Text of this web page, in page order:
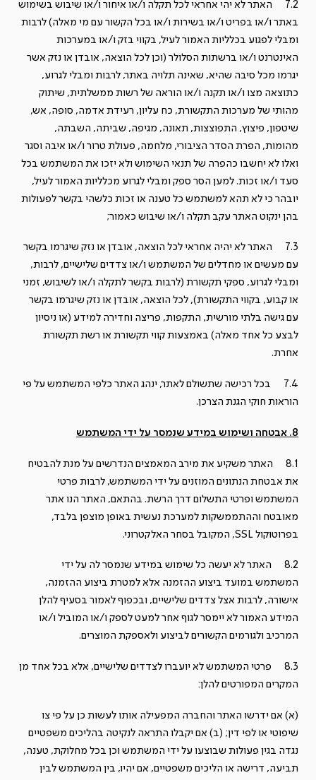
7.2 האתר לא יהי אחראי לכל תקלה ו/או איחור ו/או שיבוש בשימוש
באתר ו/או בפריט ו/או בשירות ו/או בכל הקשור עם מי מאלה) לרבות
ומבלי לפגוע בכלליות האמור לעיל, בקווי בזק ו/או במערכות
האינטרנט ו/או ברשתות הסלולר (וכן לכל הוצאה, אובדן או נזק אשר
יגרמו מכל סיבה שהיא, שאינה תלויה באתר, לרבות ומבלי לגרוע,
כתוצאה מצו ו/או תקנה ו/או הוראה של רשות ממשלתית, שיתוק
מהותי של מערכות התקשורת, כח עליון, רעידת אדמה, סופה, אש,
שיטפון, פיצוץ, התפוצצות, תאונה, מגיפה, שביתה, השבתה,
מהומות, הפרת הסדר הציבורי, מלחמה, פעולת טרור ו/או איבה וסגר
ואלו לא יחשבו כהפרה של תנאי השימוש ולא יזכו את המשתמש בכל
סעד ו/או זכות. למען הסר ספק ומבלי לגרוע מכלליות האמור לעיל,
יובהר כי לא תהא למשתמש כל טענה או זכות כלשהי בקשר לפעולות
בהן ינקוט האתר עקב תקלה ו/או שיבוש כאמור;
7.3 האתר לא יהיה אחראי לכל הוצאה, אובדן או נזק שיגרמו בקשר
עם מעשים או מחדלים של המשתמש ו/או צדדים שלישיים, לרבות,
ומבלי לגרוע, ספקי תקשורת (לרבות בקשר לתקלה ו/או לשיבוש, זמני
או קבוע, בקווי התקשורת), לכל הוצאה, אובדן או נזק שיגרמו בקשר
עם גישה בלתי מורשית, התקפות, פריצה וחדירה למידע (או ניסיון
לבצע כל אחד מאלה) באמצעות קווי תקשורת או רשת תקשורת
אחרת.
7.4 בכל רכישה שתשולם לאתר, ינהג האתר כלפי המשתמש על פי
הוראות חוקי הגנת הצרכן.
8. אבטחה ושימוש במידע שנמסר על ידי המשתמש
8.1 האתר משקיע את מירב המאמצים הנדרשים על מנת להבטיח
את אבטחת הנתונים המוזנים על ידי המשתמש, לרבות פרטי
המשתמש ופרטי התשלום דרך הרשת. בהתאם, האתר הנו אתר
מאובטח וההתממשקות למערכת נעשית באופן מוצפן בלבד,
בפרוטוקול SSL, המקובל בסחר האלקטרוני.
8.2 האתר לא יעשה כל שימוש במידע שנמסר לה על ידי
המשתמש במועד ביצוע ההזמנה אלא למטרת ביצוע ההזמנה,
אישורה, לרבות אצל צדדים שלישיים, ובכפוף לאמור בסעיף להלן
המידע האמור לא יימסר לגוף אחר למעט לספק ו/או המוביל ו/או
המרכיב ולגורמים הקשורים לביצוע ולאספקת המוצרים.
8.3 פרטי המשתמש לא יועברו לצדדים שלישיים, אלא בכל אחד מן
המקרים המפורטים להלן:
(א) אם ידרשו האתר והחברה המפעילה אותו לעשות כן על פי צו
שיפוטי או לפי דין; (ב) אם יקבלו התראה לנקיטה בהליכים משפטיים
נגדה בגין פעולות שבוצעו על ידי המשתמש וכן בכל מחלוקת, טענה,
תביעה, דרישה או הליכים משפטיים, אם יהיו, בין המשתמש לבין